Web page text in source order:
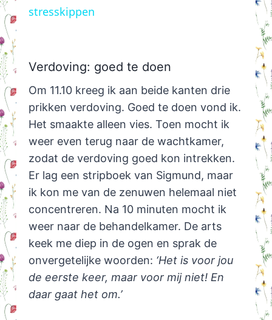
stresskippen
Verdoving: goed te doen
Om 11.10 kreeg ik aan beide kanten drie
prikken verdoving. Goed te doen vond ik.
Het smaakte alleen vies. Toen mocht ik
weer even terug naar de wachtkamer,
zodat de verdoving goed kon intrekken.
Er lag een stripboek van Sigmund, maar
ik kon me van de zenuwen helemaal niet
concentreren. Na 10 minuten mocht ik
weer naar de behandelkamer. De arts
keek me diep in de ogen en sprak de
onvergetelijke woorden: ‘Het is voor jou
de eerste keer, maar voor mij niet! En
daar gaat het om.’